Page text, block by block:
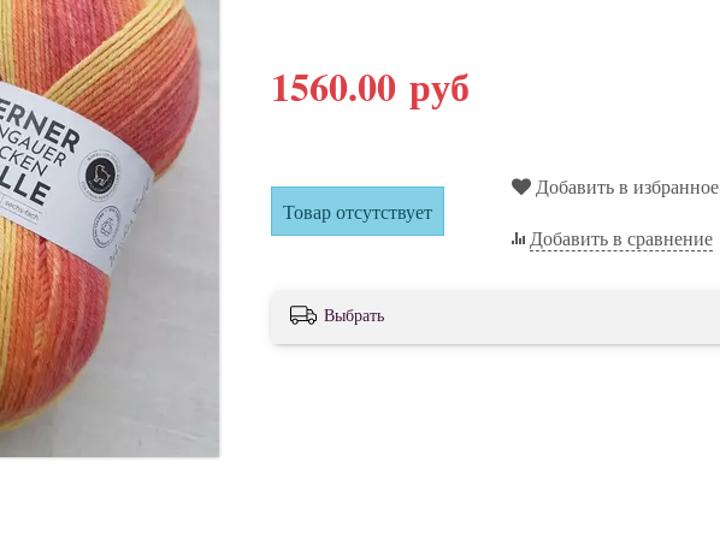
1560.00 руб
Товар отсутствует
Добавить в избранное
Добавить в сравнение
Выбрать